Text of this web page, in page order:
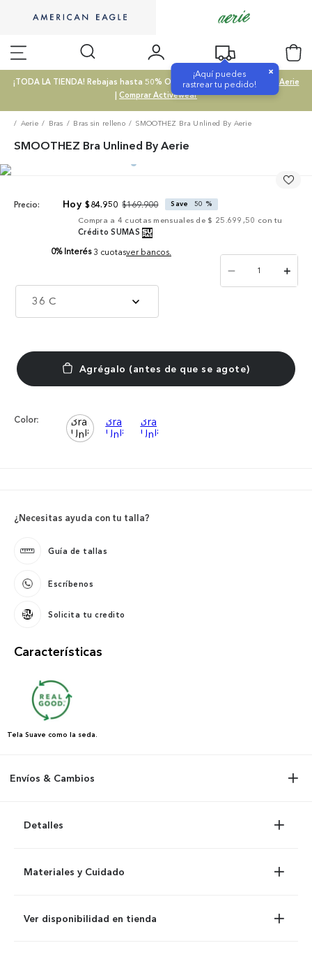
¡Aquí puedes
rastrear tu pedido!
×
¡TODA LA TIENDA! Rebajas hasta 50% OFF |Comprar SALE|Comprar Aerie
| Comprar Activewear
Aerie Bras Bras sin relleno SMOOTHEZ Bra Unlined By Aerie
SMOOTHEZ Bra Unlined By Aerie
Precio: $84.950 $169.900 Save 50 %
Compra a 4 cuotas mensuales de $ 25.699,50 con tu
Crédito SUMAS
0% Interés 3 cuotasver bancos.
36 C
＋
－
Color:
¿Necesitas ayuda con tu talla?
Guía de tallas
Escríbenos
Solicita tu credito
Características
Tela Suave como la seda.
Envíos & Cambios
Detalles
Materiales y Cuidado
Ver disponibilidad en tienda